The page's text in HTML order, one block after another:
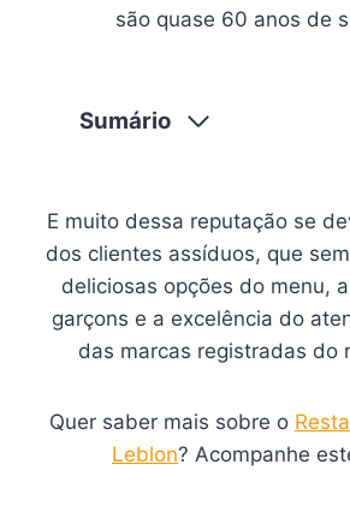
são quase 60 anos de
Sumário
E muito dessa reputação se
dos clientes assíduos, que
deliciosas opções do menu,
garçons e a excelência do
das marcas registradas do
Quer saber mais sobre o
Leblon? Acompanhe